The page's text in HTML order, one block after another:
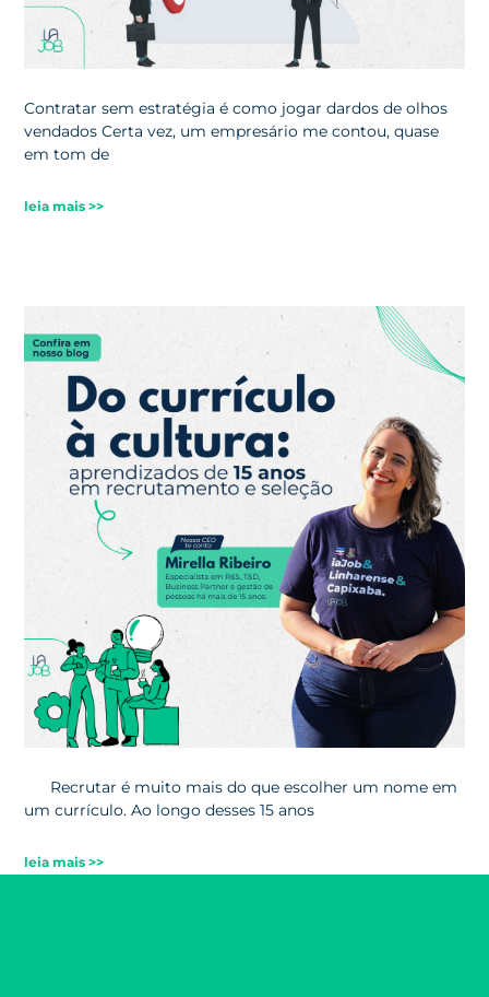
Contratar sem estratégia é como jogar dardos de olhos
vendados Certa vez, um empresário me contou, quase
em tom de
leia mais >>
Recrutar é muito mais do que escolher um nome em
um currículo. Ao longo desses 15 anos
leia mais >>